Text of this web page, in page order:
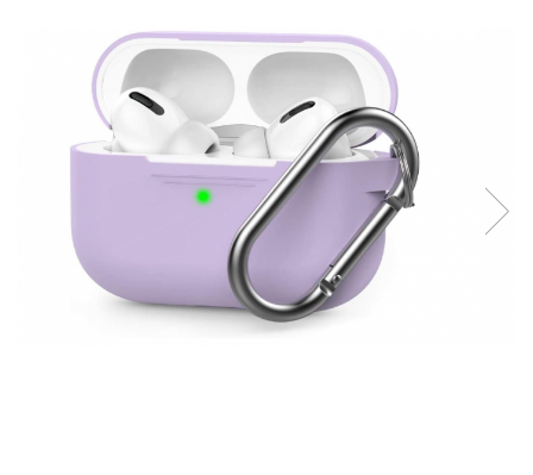
Accesorii usi
Bucatarie & Servire
Curatenie si intretinere
Decoratiuni
Iluminat & Electrice
Kit-uri automatizari porti si usi